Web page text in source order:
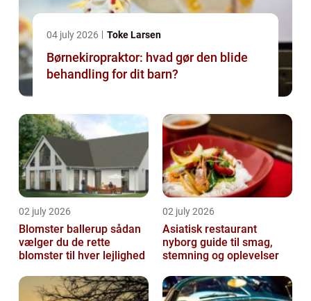
04 july 2026 Toke Larsen
Børnekiropraktor: hvad gør den blide
behandling for dit barn?
02 july 2026
Blomster ballerup sådan
vælger du de rette
blomster til hver lejlighed
02 july 2026
Asiatisk restaurant
nyborg guide til smag,
stemning og oplevelser